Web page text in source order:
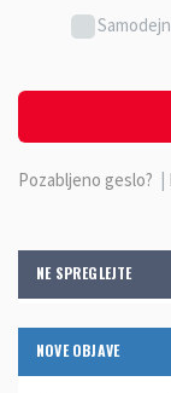
NE SPREGLEJTE
NOVE OBJAVE
Pozabljeno geslo? |